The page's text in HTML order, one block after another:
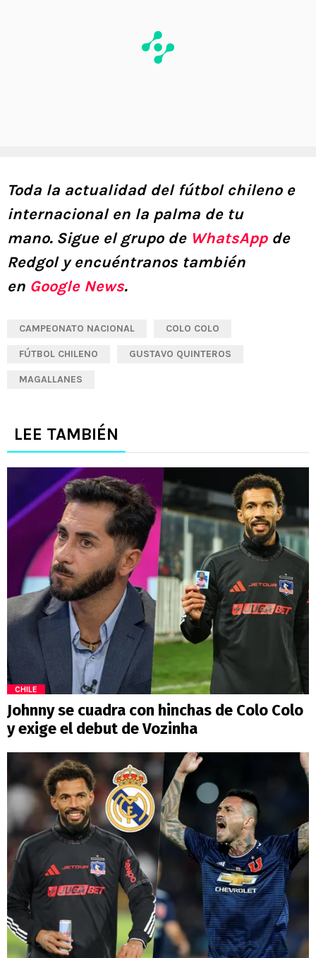
Toda la actualidad del fútbol chileno e
internacional en la palma de tu
mano. Sigue el grupo de WhatsAppde
Redgol y encuéntranos también
en Google News.
CAMPEONATO NACIONAL COLO COLO
FÚTBOL CHILENO GUSTAVO QUINTEROS
MAGALLANES
LEE TAMBIÉN
CHILE
Johnny se cuadra con hinchas de Colo Colo
y exige el debut de Vozinha